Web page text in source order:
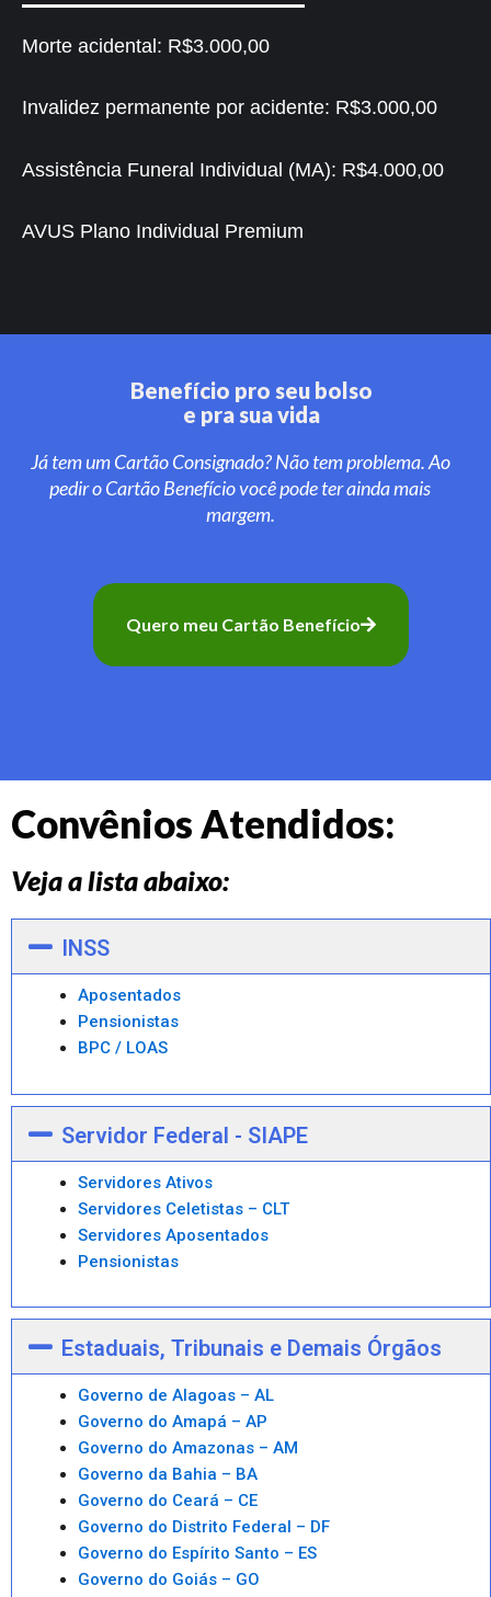
Morte acidental: R$3.000,00
Invalidez permanente por acidente: R$3.000,00
Assistência Funeral Individual (MA): R$4.000,00
AVUS Plano Individual Premium
Benefício pro seu bolso
e pra sua vida
Já tem um Cartão Consignado? Não tem problema. Ao
pedir o Cartão Benefício você pode ter ainda mais
margem.
Quero meu Cartão Benefício
Convênios Atendidos:
Veja a lista abaixo:
INSS
Aposentados
Pensionistas
BPC / LOAS
Servidor Federal - SIAPE
Servidores Ativos
Servidores Celetistas – CLT
Servidores Aposentados
Pensionistas
Estaduais, Tribunais e Demais Órgãos
Governo de Alagoas – AL
Governo do Amapá – AP
Governo do Amazonas – AM
Governo da Bahia – BA
Governo do Ceará – CE
Governo do Distrito Federal – DF
Governo do Espírito Santo – ES
Governo do Goiás – GO